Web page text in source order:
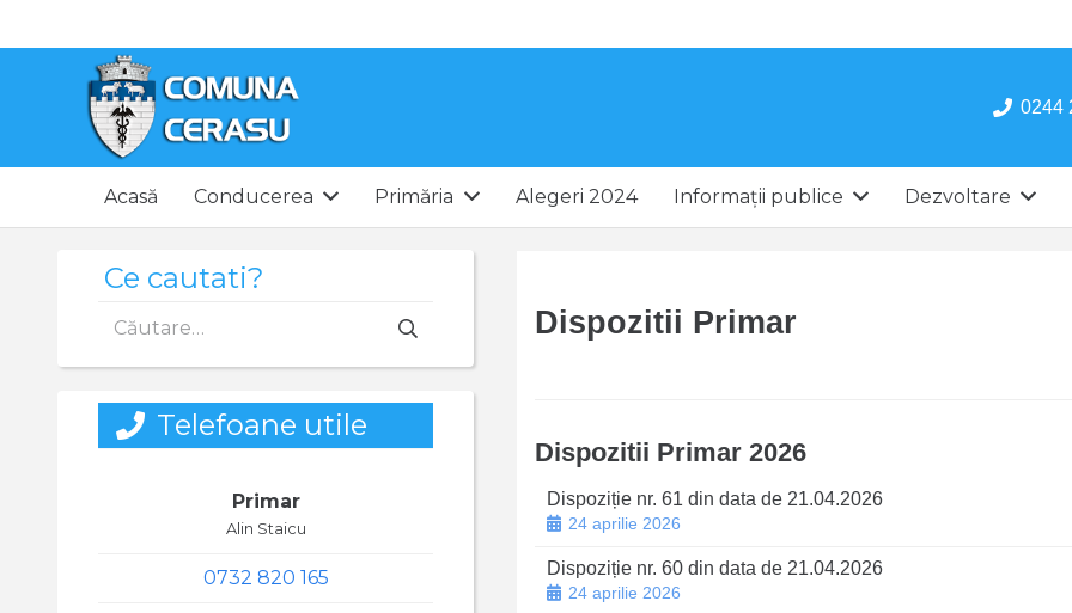
0244
Acasă Conducerea Primăria Alegeri 2024 Informații publice Dezvoltare
Dispozitii Primar
Dispozitii Primar 2026
Dispoziție nr. 61 din data de 21.04.2026
24 aprilie 2026
Dispoziție nr. 60 din data de 21.04.2026
24 aprilie 2026
Ce cautati?
după:
Telefoane utile
Primar
Alin Staicu
0732 820 165